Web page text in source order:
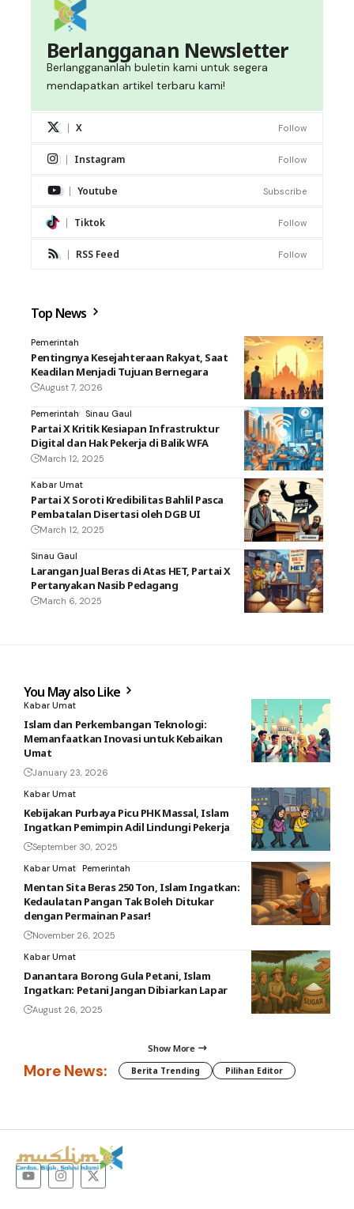
Berlangganan Newsletter
Berlanggananlah buletin kami untuk segera
mendapatkan artikel terbaru kami!
X Follow
Instagram Follow
Youtube Subscribe
Tiktok Follow
RSS Feed Follow
Top News
Pemerintah
Pentingnya Kesejahteraan Rakyat, Saat
Keadilan Menjadi Tujuan Bernegara
August 7, 2026
Pemerintah Sinau Gaul
Partai X Kritik Kesiapan Infrastruktur
Digital dan Hak Pekerja di Balik WFA
March 12, 2025
Kabar Umat
Partai X Soroti Kredibilitas Bahlil Pasca
Pembatalan Disertasi oleh DGB UI
March 12, 2025
Sinau Gaul
Larangan Jual Beras di Atas HET, Partai X
Pertanyakan Nasib Pedagang
March 6, 2025
You May also Like
Kabar Umat
Islam dan Perkembangan Teknologi:
Memanfaatkan Inovasi untuk Kebaikan
Umat
January 23, 2026
Kabar Umat
Kebijakan Purbaya Picu PHK Massal, Islam
Ingatkan Pemimpin Adil Lindungi Pekerja
September 30, 2025
Kabar Umat Pemerintah
Mentan Sita Beras 250 Ton, Islam Ingatkan:
Kedaulatan Pangan Tak Boleh Ditukar
dengan Permainan Pasar!
November 26, 2025
Kabar Umat
Danantara Borong Gula Petani, Islam
Ingatkan: Petani Jangan Dibiarkan Lapar
August 26, 2025
Show More
More News: Berita Trending Pilihan Editor